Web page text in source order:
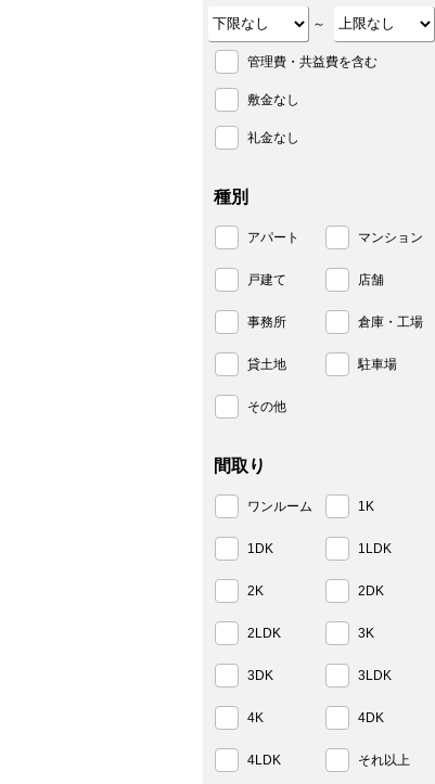
～
管理費・共益費を含む
敷金なし
礼金なし
種別
アパート マンション
戸建て 店舗
事務所 倉庫・工場
貸土地 駐車場
その他
間取り
ワンルーム 1K
1DK 1LDK
2K 2DK
2LDK 3K
3DK 3LDK
4K 4DK
4LDK それ以上